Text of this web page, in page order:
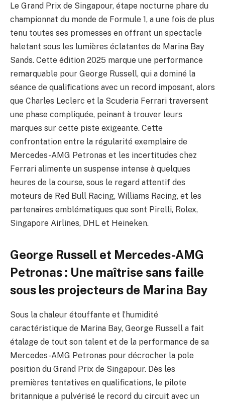
Le Grand Prix de Singapour, étape nocturne phare du
championnat du monde de Formule 1, a une fois de plus
tenu toutes ses promesses en offrant un spectacle
haletant sous les lumières éclatantes de Marina Bay
Sands. Cette édition 2025 marque une performance
remarquable pour George Russell, qui a dominé la
séance de qualifications avec un record imposant, alors
que Charles Leclerc et la Scuderia Ferrari traversent
une phase compliquée, peinant à trouver leurs
marques sur cette piste exigeante. Cette
confrontation entre la régularité exemplaire de
Mercedes-AMG Petronas et les incertitudes chez
Ferrari alimente un suspense intense à quelques
heures de la course, sous le regard attentif des
moteurs de Red Bull Racing, Williams Racing, et les
partenaires emblématiques que sont Pirelli, Rolex,
Singapore Airlines, DHL et Heineken.
George Russell et Mercedes-AMG
Petronas : Une maîtrise sans faille
sous les projecteurs de Marina Bay
Sous la chaleur étouffante et l’humidité
caractéristique de Marina Bay, George Russell a fait
étalage de tout son talent et de la performance de sa
Mercedes-AMG Petronas pour décrocher la pole
position du Grand Prix de Singapour. Dès les
premières tentatives en qualifications, le pilote
britannique a pulvérisé le record du circuit avec un